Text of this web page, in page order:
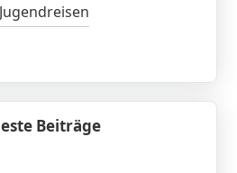
Jugendreisen
Beiträge